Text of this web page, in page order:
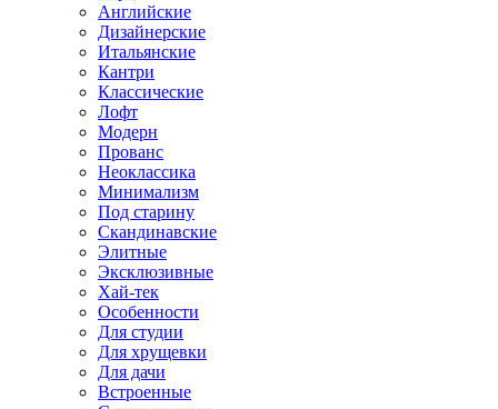
Английские
Дизайнерские
Итальянские
Кантри
Классические
Лофт
Модерн
Прованс
Неоклассика
Минимализм
Под старину
Скандинавские
Элитные
Эксклюзивные
Хай-тек
Особенности
Для студии
Для хрущевки
Для дачи
Встроенные